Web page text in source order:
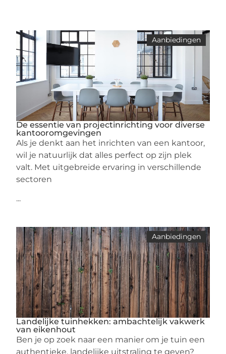
Aanbiedingen
De essentie van projectinrichting voor diverse
kantooromgevingen
Als je denkt aan het inrichten van een kantoor,
wil je natuurlijk dat alles perfect op zijn plek
valt. Met uitgebreide ervaring in verschillende
sectoren
...
Aanbiedingen
Landelijke tuinhekken: ambachtelijk vakwerk
van eikenhout
Ben je op zoek naar een manier om je tuin een
authentieke, landelijke uitstraling te geven?